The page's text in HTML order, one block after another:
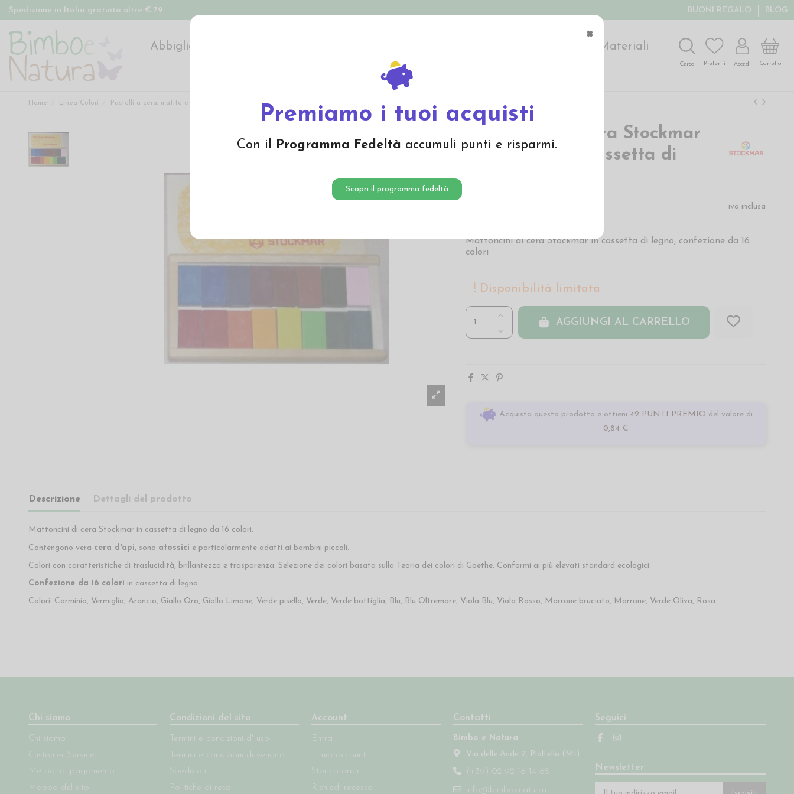
×
Premiamo i tuoi acquisti
Con il Programma Fedeltà accumuli punti e risparmi.
Scopri il programma fedeltà
Spedizione in Italia gratuita oltre € 79 BUONI REGALO BLOG
Abbigliamento
Materiali
Offerte
Cerca Preferiti Accedi Carrello
Home Linea Colori Pastelli a cera, matite e accessori Mattoncini di cera Stockmar da 16 colori in cassetta di legno
Mattoncini di cera Stockmar
da 16 colori in cassetta di
iva inclusa
Mattoncini di cera Stockmar in cassetta di legno, confezione da 16
colori
Disponibilità limitata
AGGIUNGI AL CARRELLO
Acquista questo prodotto e ottieni 42 PUNTI PREMIO del valore di
0,84 €
Descrizione Dettagli del prodotto
Mattoncini di cera Stockmar in cassetta di legno da 16 colori.
Contengono vera cera d'api, sono atossici e particolarmente adatti ai bambini piccoli.
Colori con caratteristiche di traslucidità, brillantezza e trasparenza. Selezione dei colori basata sulla Teoria dei colori di Goethe. Conformi ai più elevati standard ecologici.
Confezione da 16 colori in cassetta di legno.
Colori: Carminio, Vermiglio, Arancio, Giallo Oro, Giallo Limone, Verde pisello, Verde, Verde bottiglia, Blu, Blu Oltremare, Viola Blu, Viola Rosso, Marrone bruciato, Marrone, Verde Oliva, Rosa.
Chi siamo
Chi siamo
Customer Service
Metodi di pagamento
Mappa del sito
Condizioni del sito
Termini e condizioni d' uso
Termini e condizioni di vendita
Spedizioni
Politiche di reso
Account
Entra
Il mio account
Storico ordini
Richiedi recesso
Contatti
Bimbo e Natura
Via delle Ande 2, Pioltello (MI)
(+39) 02 92 16 14 68
info@bimboenatura.it
Seguici
Newsletter